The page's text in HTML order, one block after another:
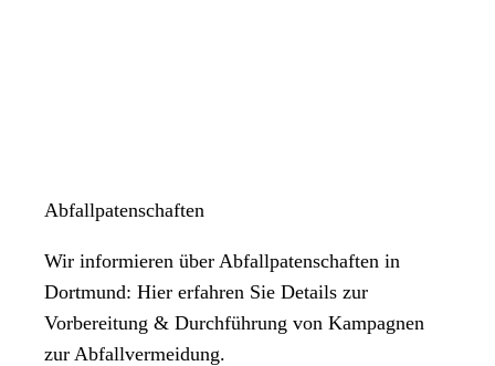
Abfallpatenschaften
Wir informieren über Abfallpatenschaften in
Dortmund: Hier erfahren Sie Details zur
Vorbereitung & Durchführung von Kampagnen
zur Abfallvermeidung.